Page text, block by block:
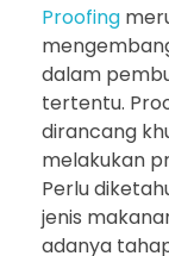
Proofing
dalam
tertentu.
dirancang
melakukan
Perlu
jenis
adanya